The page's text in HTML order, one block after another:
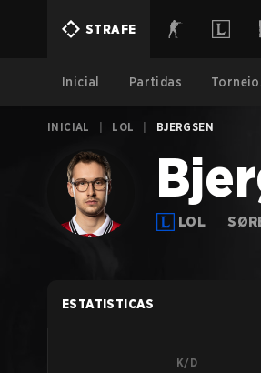
STRAFE
Inicial Partidas
INICIAL LOL BJERGSEN
LOL
ESTATISTICAS
K/D